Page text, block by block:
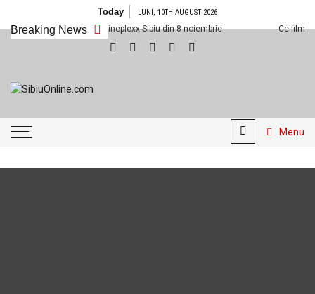
content
Today LUNI, 10TH AUGUST 2026
Breaking News
Ce filme noi vedem la Cineplexx Sibiu din 8 noiembrie Ce filme noi
Sibiu!!!
Menu